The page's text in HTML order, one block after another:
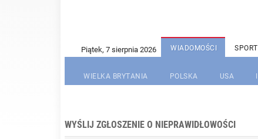
WIADOMOŚCI SPORT
WIELKA BRYTANIA POLSKA USA
WYŚLIJ ZGŁOSZENIE O NIEPRAWIDŁOWOŚCI